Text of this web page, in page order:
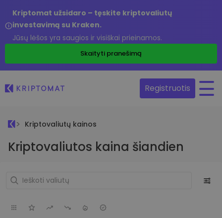
Kriptomat užsidaro – tęskite kriptovaliutų
investavimą su Kraken.
Jūsų lėšos yra saugios ir visiškai prieinamos.
Skaityti pranešimą
Registruotis
Kriptovaliutų kainos
Kriptovaliutos kaina šiandien